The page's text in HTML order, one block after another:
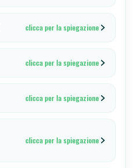
clicca per la spiegazione
clicca per la spiegazione
clicca per la spiegazione
clicca per la spiegazione